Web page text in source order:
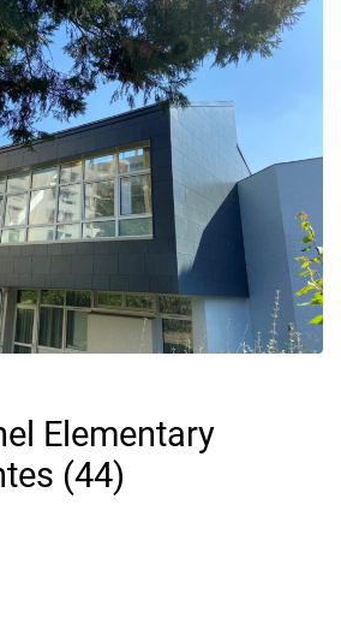
Elementary
(44)